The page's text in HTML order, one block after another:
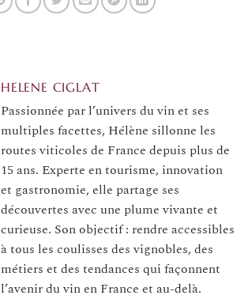
HELENE CIGLAT
Passionnée par l’univers du vin et ses
multiples facettes, Hélène sillonne les
routes viticoles de France depuis plus de
15 ans. Experte en tourisme, innovation
et gastronomie, elle partage ses
découvertes avec une plume vivante et
curieuse. Son objectif : rendre accessibles
à tous les coulisses des vignobles, des
métiers et des tendances qui façonnent
l’avenir du vin en France et au-delà.